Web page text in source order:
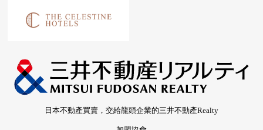
日本不動產買賣，交給龍頭企業的三井不動產Realty